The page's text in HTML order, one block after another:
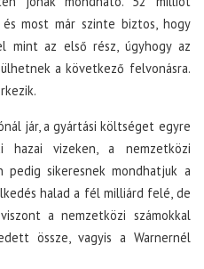
most már szinte biztos, hogy
mint az első rész, úgyhogy az
a következő felvonásra.
jár, a gyártási költséget egyre
hazai vizeken, a nemzetközi
pedig sikeresnek mondhatjuk a
halad a fél milliárd felé, de
a nemzetközi számokkal
össze, vagyis a Warnernél